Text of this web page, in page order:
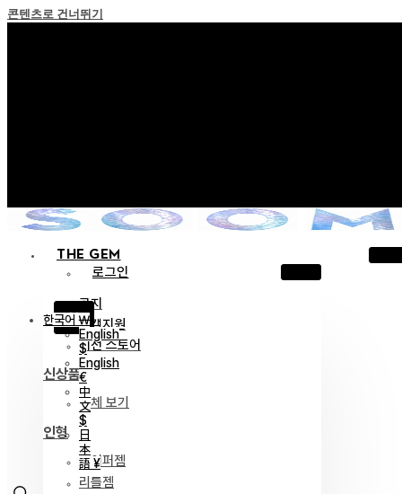
콘텐츠로 건너뛰기
THE GEM
로그인
X
공지
고객지원
이전 스토어
신상품
전체 보기
인형
하이퍼젬
리틀젬
한국어 ￦
English
$
English
€
中
文
$
日
本
語 ¥